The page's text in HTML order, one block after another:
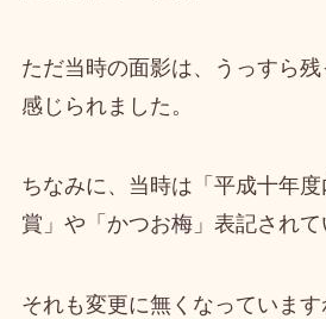
ただ当時の面影は、うっすら
感じられました。
ちなみに、当時は「平成十年
賞」や「かつお梅」表記されて
それも変更に無くなっています